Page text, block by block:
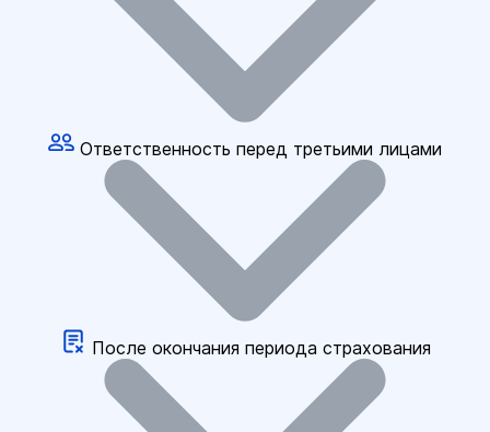
Ответственность перед третьими лицами
После окончания периода страхования